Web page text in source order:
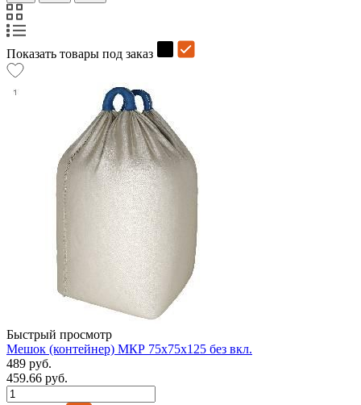
Показать товары под заказ
Быстрый просмотр
Мешок (контейнер) МКР 75х75х125 без вкл.
489 руб.
459.66 руб.